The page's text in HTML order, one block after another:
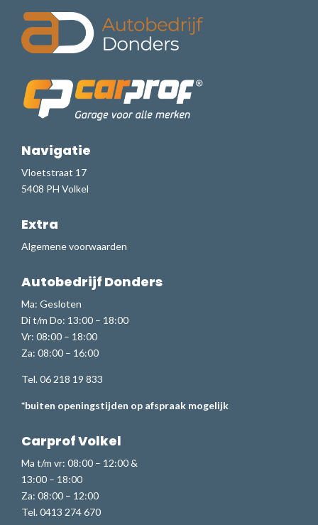
Navigatie
Vloetstraat 17
5408 PH Volkel
Extra
Algemene voorwaarden
Autobedrijf Donders
Ma: Gesloten
Di t/m Do: 13:00 – 18:00
Vr: 08:00 – 18:00
Za: 08:00 – 16:00
Tel. 06 218 19 833
*buiten openingstijden op afspraak mogelijk
Carprof Volkel
Ma t/m vr: 08:00 – 12:00 &
13:00 – 18:00
Za: 08:00 – 12:00
Tel. 0413 274 670